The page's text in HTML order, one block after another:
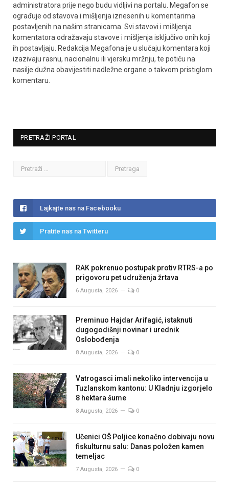
administratora prije nego budu vidljivi na portalu. Megafon se
ograđuje od stavova i mišljenja iznesenih u komentarima
postavljenih na našim stranicama. Svi stavovi i mišljenja
komentatora odražavaju stavove i mišljenja isključivo onih koji
ih postavljaju. Redakcija Megafona je u slučaju komentara koji
izazivaju rasnu, nacionalnu ili vjersku mržnju, te potiču na
nasilje dužna obavijestiti nadležne organe o takvom pristiglom
komentaru.
PRETRAŽI PORTAL
Lajkajte nas na Facebooku
Pratite nas na Twitteru
RAK pokrenuo postupak protiv RTRS-a po
prigovoru pet udruženja žrtava
6 Augusta, 2026 0
Preminuo Hajdar Arifagić, istaknuti
dugogodišnji novinar i urednik
Oslobođenja
8 Augusta, 2026 0
Vatrogasci imali nekoliko intervencija u
Tuzlanskom kantonu: U Kladnju izgorjelo
8 hektara šume
8 Augusta, 2026 0
Učenici OŠ Poljice konačno dobivaju novu
fiskulturnu salu: Danas položen kamen
temeljac
7 Augusta, 2026 0